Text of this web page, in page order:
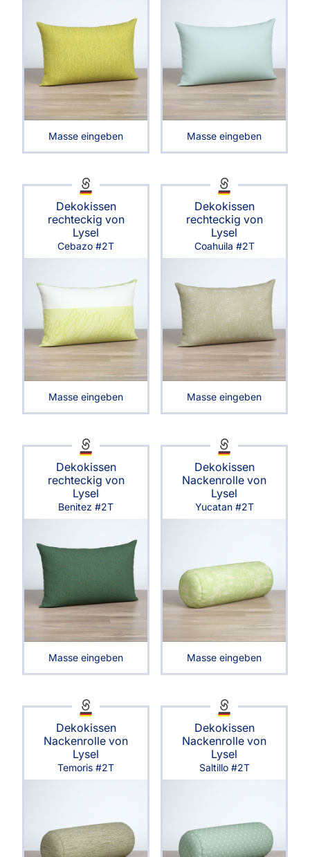
Masse eingeben Masse eingeben
Dekokissen
rechteckig von
Lysel
Cebazo #2T
Masse eingeben
Dekokissen
rechteckig von
Lysel
Coahuila #2T
Masse eingeben
Dekokissen
rechteckig von
Lysel
Benitez #2T
Masse eingeben
Dekokissen
Nackenrolle von
Lysel
Yucatan #2T
Masse eingeben
Dekokissen
Nackenrolle von
Lysel
Temoris #2T
Dekokissen
Nackenrolle von
Lysel
Saltillo #2T